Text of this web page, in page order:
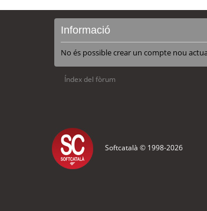
Informació
No és possible crear un compte nou
Índex del fòrum
Softcatalà © 1998-2026